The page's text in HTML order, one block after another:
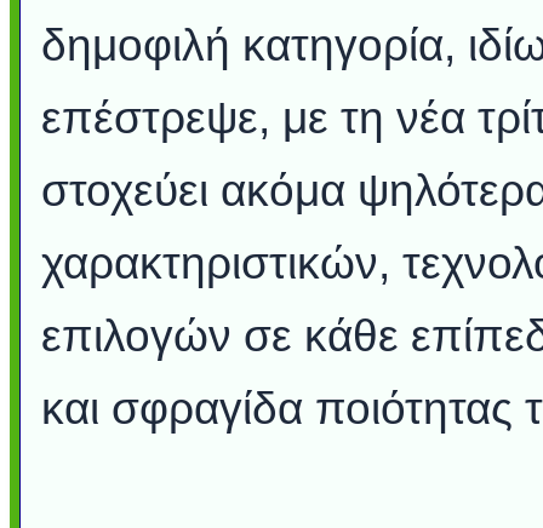
δημοφιλή κατηγορία,
επέστρεψε, με τη νέα
στοχεύει ακόμα
χαρακτηριστικών,
επιλογών σε κάθε
και σφραγίδα ποιότητας